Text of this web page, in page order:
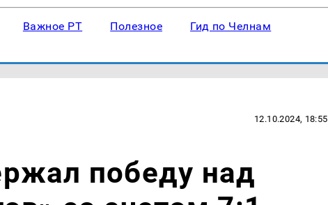
Важное РТ Полезное Гид по Челнам
12.10.2024, 18:55
победу над